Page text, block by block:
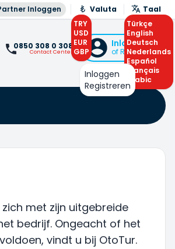
Inloggen
Valuta
TRY
USD
EUR
GBP
Taal
Türkçe
English
Deutsch
Nederlands
Español
Français
Arabic
0850 308 0 308
Contact Center
Inloggen
of Registreren
Inloggen
Registreren
met zijn uitgebreide
bedrijf. Ongeacht of het
vindt u bij OtoTur.